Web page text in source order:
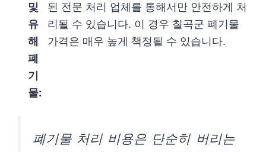
및
유
해
폐
기
물:
된 전문 처리 업체를 통해서만 안전하게 처
리될 수 있습니다. 이 경우 칠곡군 폐기물
가격은 매우 높게 책정될 수 있습니다.
폐기물 처리 비용은 단순히 버리는